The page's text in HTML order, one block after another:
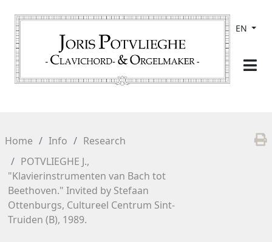
EN
Home Info
Research
POTVLIEGHE J.,
"Klavierinstrumenten van Bach tot
Beethoven." Invited by Stefaan
Ottenburgs, Cultureel Centrum Sint-
Truiden (B), 1989.